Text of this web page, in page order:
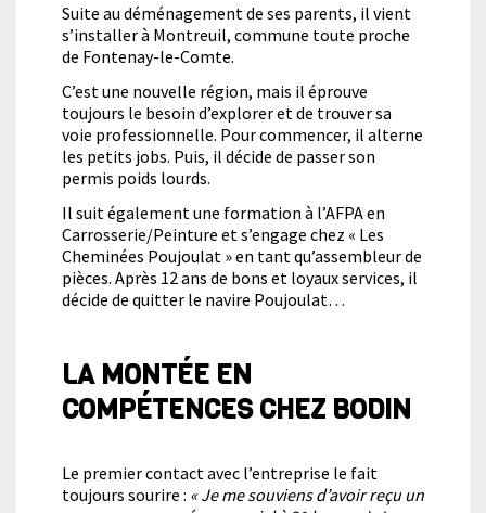
Suite au déménagement de ses parents, il vient
s’installer à Montreuil, commune toute proche
de Fontenay-le-Comte.
C’est une nouvelle région, mais il éprouve
toujours le besoin d’explorer et de trouver sa
voie professionnelle. Pour commencer, il alterne
les petits jobs. Puis, il décide de passer son
permis poids lourds.
Il suit également une formation à l’AFPA en
Carrosserie/Peinture et s’engage chez « Les
Cheminées Poujoulat » en tant qu’assembleur de
pièces. Après 12 ans de bons et loyaux services, il
décide de quitter le navire Poujoulat…
LA MONTÉE EN
COMPÉTENCES CHEZ BODIN
Le premier contact avec l’entreprise le fait
toujours sourire : « Je me souviens d’avoir reçu un